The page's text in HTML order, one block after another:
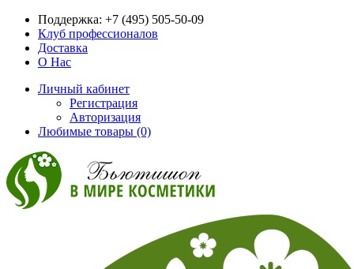
Поддержка: +7 (495) 505-50-09
Клуб профессионалов
Доставка
О Нас
Личный кабинет
Регистрация
Авторизация
Любимые товары (0)